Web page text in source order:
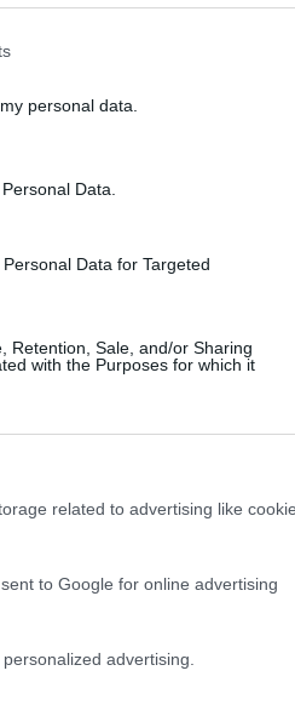
personal data.
Data.
Data for Targeted
Retention, Sale, and/or Sharing
with the Purposes for which it
related to advertising like
to Google for online advertising
advertising.
16:08
των παιδιών - Οι
Ελλάδα
ένα κόμικ (μάνγκα)
την φετινή
19:32
από ένα μπλακ άουτ
σειρά του
Ο